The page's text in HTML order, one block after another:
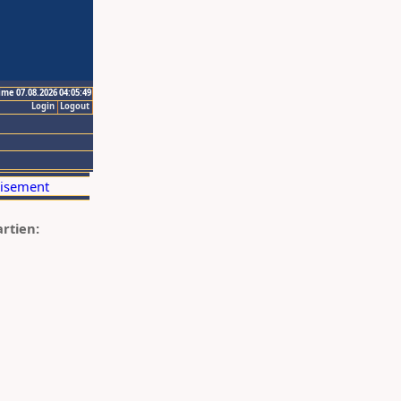
07.08.2026 04:05:49
Logout
Login